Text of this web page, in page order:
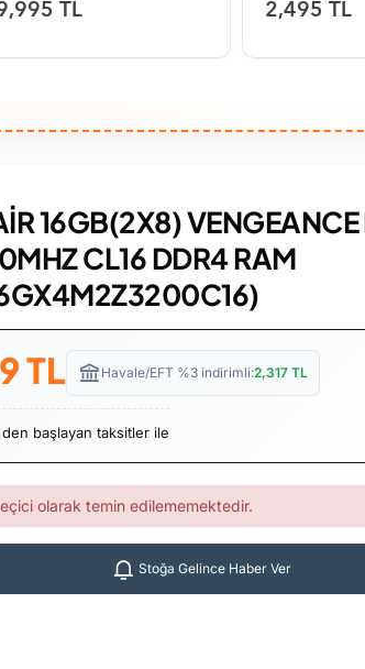
TL 2,495 TL
16GB(2X8) VENGEANCE
CL16 DDR4 RAM
TL Havale/EFT %3 indirimli:2,317 TL
den başlayan taksitler ile
olarak temin edilememektedir.
Stoğa Gelince Haber Ver